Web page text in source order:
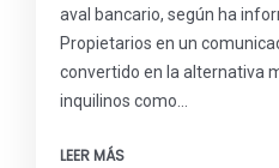
aval bancario, según ha
Propietarios en un
convertido en la alternativa
inquilinos como…
LEER MÁS